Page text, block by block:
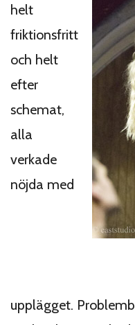
helt
friktionsfritt
och helt
efter
schemat,
alla
verkade
nöjda med
upplägget.